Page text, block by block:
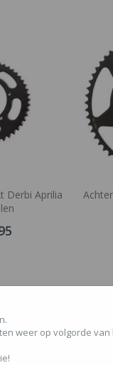
Derbi Aprilia
weer op volgorde